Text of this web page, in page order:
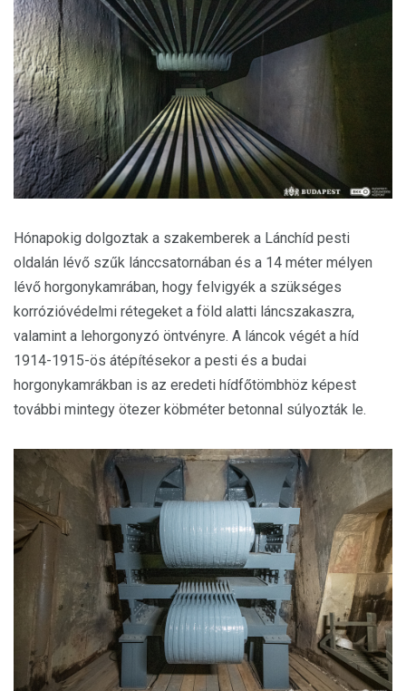
Hónapokig dolgoztak a szakemberek a Lánchíd pesti
oldalán lévő szűk lánccsatornában és a 14 méter mélyen
lévő horgonykamrában, hogy felvigyék a szükséges
korrózióvédelmi rétegeket a föld alatti láncszakaszra,
valamint a lehorgonyzó öntvényre. A láncok végét a híd
1914-1915-ös átépítésekor a pesti és a budai
horgonykamrákban is az eredeti hídfőtömbhöz képest
további mintegy ötezer köbméter betonnal súlyozták le.